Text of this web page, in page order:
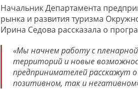
Начальник Департамента
рынка и развития туризма
Ирина Седова рассказала о
«Мы начнем работу с
территорий и новые
предпринимателей расскажут
позитивном, так и